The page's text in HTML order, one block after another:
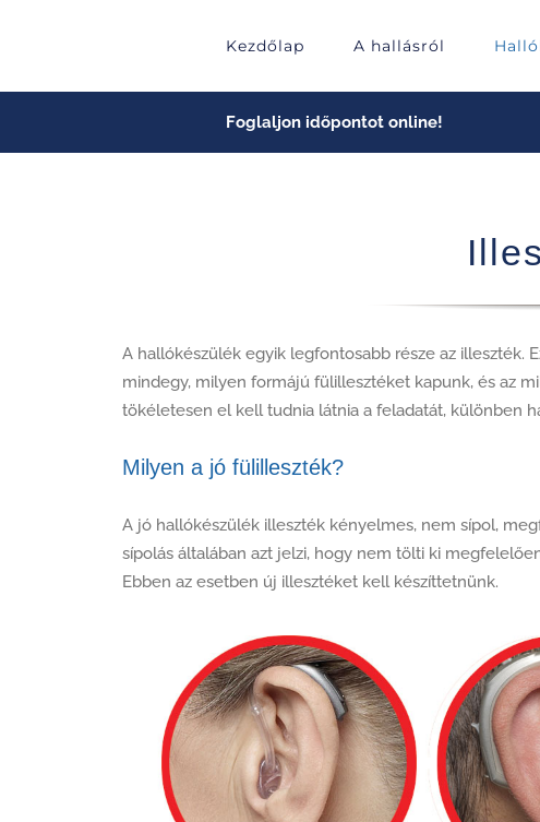
Kezdőlap A hallásról
Foglaljon időpontot online!
A hallókészülék egyik legfontosabb része az illeszték.
mindegy, milyen formájú fülillesztéket kapunk, és az
tökéletesen el kell tudnia látnia a feladatát, különben
Milyen a jó fülilleszték?
A jó hallókészülék illeszték kényelmes, nem sípol,
sípolás általában azt jelzi, hogy nem tölti ki
Ebben az esetben új illesztéket kell készíttetnünk.